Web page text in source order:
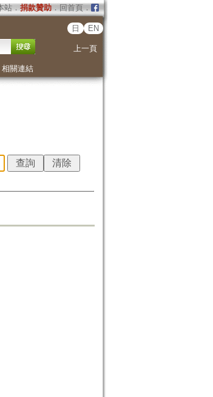
站． 捐款贊助．回首頁．
日 EN
上一頁
相關連結